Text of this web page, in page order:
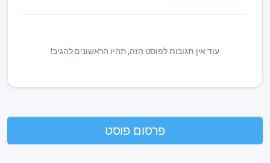
עוד אין תגובות לפוסט הזה, תהיו הראשונים להגיב!
פרסום פוסט